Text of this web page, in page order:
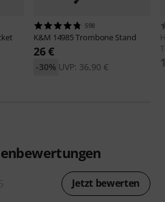
598
K&M 14985 Trombone Stand
26 €
UVP: 36,90 €
-30%
Jetzt bewerten